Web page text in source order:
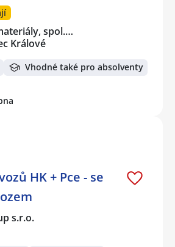
spol.…
Králové
Vhodné také pro absolventy
HK + Pce - se
s.r.o.